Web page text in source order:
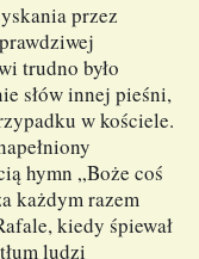
przez
trudno było
słów innej pieśni,
w kościele.
hymn „Boże coś
każdym razem
kiedy śpiewał
ludzi